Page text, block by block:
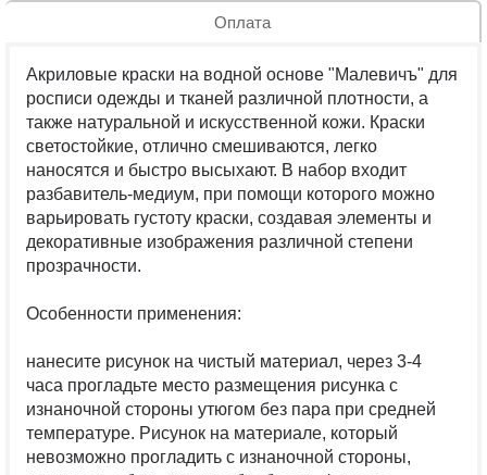
Оплата
Акриловые краски на водной основе "Малевичъ" для
росписи одежды и тканей различной плотности, а
также натуральной и искусственной кожи. Краски
светостойкие, отлично смешиваются, легко
наносятся и быстро высыхают. В набор входит
разбавитель-медиум, при помощи которого можно
варьировать густоту краски, создавая элементы и
декоративные изображения различной степени
прозрачности.
Особенности применения:
нанесите рисунок на чистый материал, через 3-4
часа прогладьте место размещения рисунка с
изнаночной стороны утюгом без пара при средней
температуре. Рисунок на материале, который
невозможно прогладить с изнаночной стороны,